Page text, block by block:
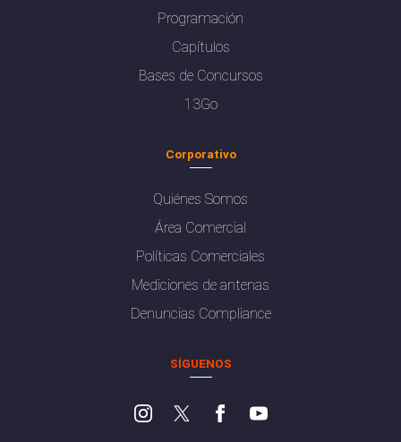
Programación
Capítulos
Bases de Concursos
13Go
Corporativo
Quiénes Somos
Área Comercial
Políticas Comerciales
Mediciones de antenas
Denuncias Compliance
SÍGUENOS